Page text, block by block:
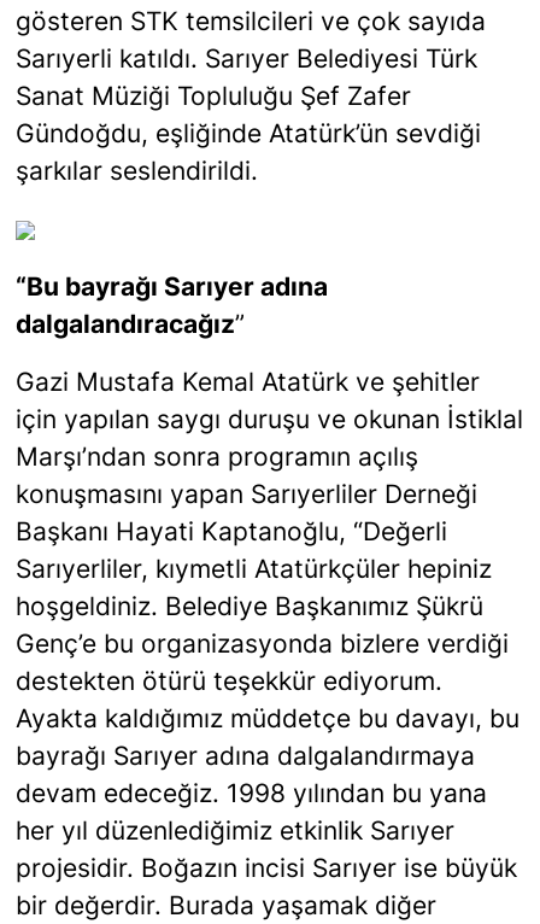
gösteren STK temsilcileri ve çok sayıda
Sarıyerli katıldı. Sarıyer Belediyesi Türk
Sanat Müziği Topluluğu Şef Zafer
Gündoğdu, eşliğinde Atatürk’ün sevdiği
şarkılar seslendirildi.
“Bu bayrağı Sarıyer adına
dalgalandıracağız”
Gazi Mustafa Kemal Atatürk ve şehitler
için yapılan saygı duruşu ve okunan İstiklal
Marşı’ndan sonra programın açılış
konuşmasını yapan Sarıyerliler Derneği
Başkanı Hayati Kaptanoğlu, “Değerli
Sarıyerliler, kıymetli Atatürkçüler hepiniz
hoşgeldiniz. Belediye Başkanımız Şükrü
Genç’e bu organizasyonda bizlere verdiği
destekten ötürü teşekkür ediyorum.
Ayakta kaldığımız müddetçe bu davayı, bu
bayrağı Sarıyer adına dalgalandırmaya
devam edeceğiz. 1998 yılından bu yana
her yıl düzenlediğimiz etkinlik Sarıyer
projesidir. Boğazın incisi Sarıyer ise büyük
bir değerdir. Burada yaşamak diğer